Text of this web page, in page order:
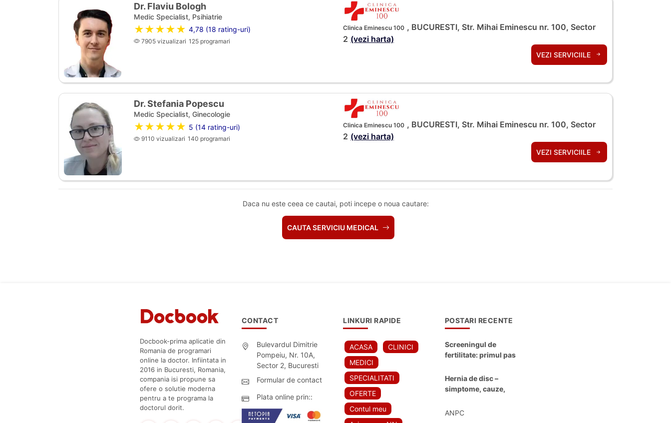
Dr. Flaviu Bologh
Medic Specialist, Psihiatrie
★★★★★ 4,78 (18 rating-uri)
7905 vizualizari 125 programari
Clinica Eminescu 100 , BUCURESTI, Str. Mihai Eminescu nr. 100, Sector
2 (vezi harta)
VEZI SERVICIILE
Dr. Stefania Popescu
Medic Specialist, Ginecologie
★★★★★ 5 (14 rating-uri)
9110 vizualizari 140 programari
Clinica Eminescu 100 , BUCURESTI, Str. Mihai Eminescu nr. 100, Sector
2 (vezi harta)
VEZI SERVICIILE
Daca nu este ceea ce cautai, poti incepe o noua cautare:
CAUTA SERVICIU MEDICAL
Docbook-prima aplicatie din
Romania de programari
online la doctor. Infiintata in
2016 in Bucuresti, Romania,
compania isi propune sa
ofere o solutie moderna
pentru a te programa la
doctorul dorit.
CONTACT
Bulevardul Dimitrie
Pompeiu, Nr. 10A,
Sector 2, Bucuresti
Formular de contact
Plata online prin::
LINKURI RAPIDE
ACASA
CLINICI
MEDICI
SPECIALITATI
OFERTE
Contul meu
POSTARI RECENTE
Screeningul de
fertilitate: primul pas
Hernia de disc –
simptome, cauze,
moderne de
ANPC